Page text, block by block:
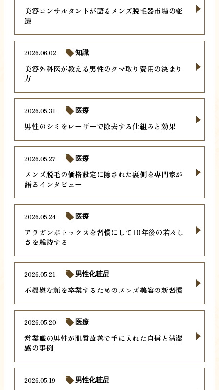
美容コンサルタントが語るメンズ脱毛器市場の変
遷
美容外科医が教える男性のクマ取り費用の決まり
方
2026.06.02 知識
男性のシミをレーザーで除去する仕組みと効果
2026.05.31 医療
メンズ脱毛の価格設定に隠された裏側を専門家が
語るインタビュー
2026.05.27 医療
アラガンボトックスを習慣にして10年後の若々し
さを維持する
2026.05.24 医療
不機嫌な顔を卒業するためのメンズ美容の新習慣
2026.05.21 男性化粧品
営業職の男性が肌質改善で手に入れた自信と清潔
感の事例
2026.05.20 医療
2026.05.19 男性化粧品